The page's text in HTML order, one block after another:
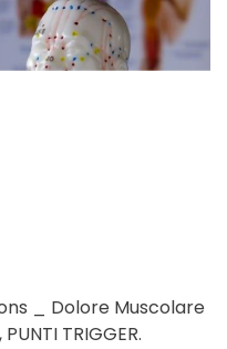
_ Dolore Muscolare
TRIGGER.